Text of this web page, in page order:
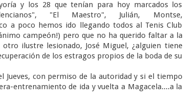
y los 28 que tenían para hoy marcados los
"El Maestro", Julián, Montse,
a poco hemos ido llegando todos al Tenis Club
campeón!) pero que no ha querido faltar a la
ilustre lesionado, José Miguel, ¿alguien tiene
de los estragos propios de la boda de su
con permiso de la autoridad y si el tiempo
entrenamiento de ida y vuelta a Magacela....a la